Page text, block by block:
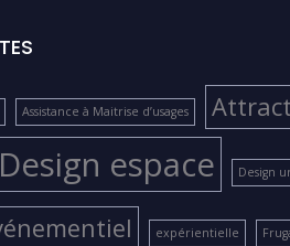
Assistance à Maitrise d’usages
Design espace Design
expérientielle